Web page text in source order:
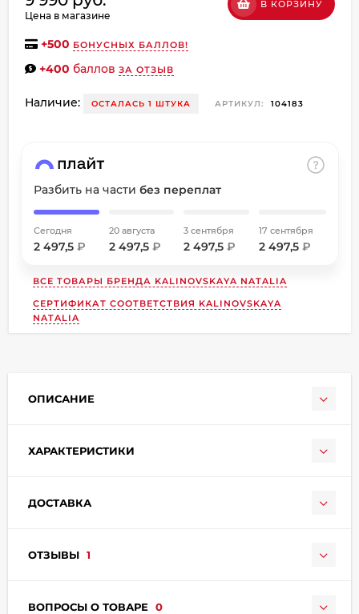
Цена в магазине
В КОРЗИНУ
+500 БОНУСНЫХ БАЛЛОВ!
+400 баллов ЗА ОТЗЫВ
Наличие: ОСТАЛАСЬ 1 ШТУКА АРТИКУЛ: 104183
Разбить на части без переплат
Сегодня
2 497,5 ₽
20 августа
2 497,5 ₽
3 сентября
2 497,5 ₽
17 сентября
2 497,5 ₽
ВСЕ ТОВАРЫ БРЕНДА KALINOVSKAYA NATALIA
СЕРТИФИКАТ СООТВЕТСТВИЯ KALINOVSKAYA
NATALIA
ОПИСАНИЕ
ХАРАКТЕРИСТИКИ
ДОСТАВКА
ОТЗЫВЫ 1
ВОПРОСЫ О ТОВАРЕ 0
об оплате Плайтом
2 недели
раз в 2 недели
Остались вопросы?